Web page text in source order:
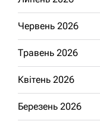
Червень 2026
Травень 2026
Квітень 2026
Березень 2026